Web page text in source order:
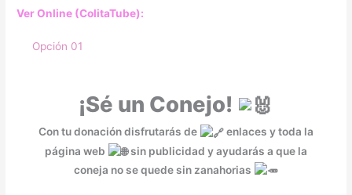
Ver Online (ColitaTube):
Opción 01
¡Sé un Conejo!
Con tu donación disfrutarás de
enlaces y toda la
página web
sin publicidad y ayudarás a que la
coneja no se quede sin zanahorias